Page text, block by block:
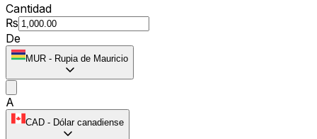
Cantidad
₨
De
MUR - Rupia de Mauricio
A
CAD - Dólar canadiense